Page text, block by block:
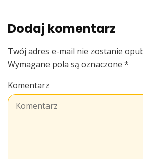
Dodaj komentarz
Twój adres e-mail nie zostanie
Wymagane pola są oznaczone *
Komentarz